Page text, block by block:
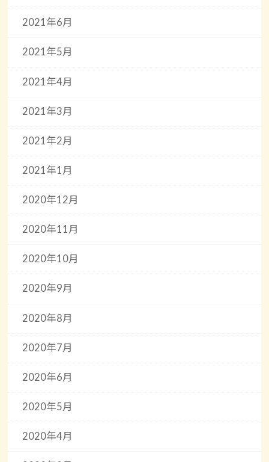
2021年6月
2021年5月
2021年4月
2021年3月
2021年2月
2021年1月
2020年12月
2020年11月
2020年10月
2020年9月
2020年8月
2020年7月
2020年6月
2020年5月
2020年4月